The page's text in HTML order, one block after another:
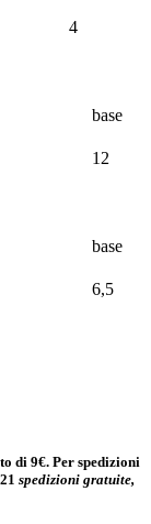
4
base
12
base
6,5
di 9€. Per spedizioni
spedizioni gratuite,